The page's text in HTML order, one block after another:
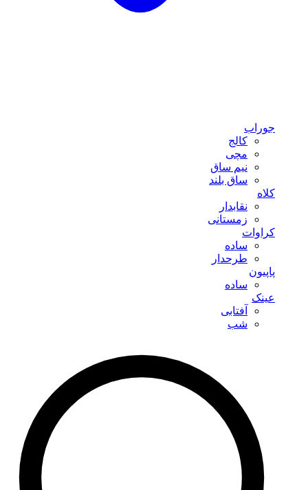
جوراب
کالج
مچی
نیم ساق
ساق بلند
کلاه
نقابدار
زمستانی
کراوات
ساده
طرحدار
پاپیون
ساده
عینک
آفتابی
شب